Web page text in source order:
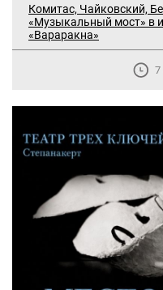
Комитас, Чайковский,
«Музыкальный мост» в
«Вараракна»
7